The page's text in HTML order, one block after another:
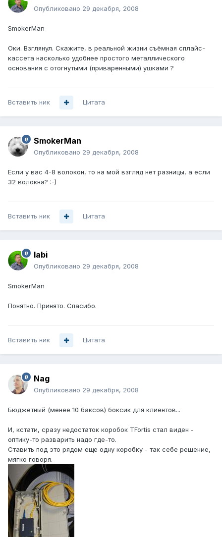
Опубликовано 29 декабря, 2008
SmokerMan
Оки. Взглянул. Скажите, в реальной жизни съёмная сплайс-
кассета насколько удобнее простого металлического
основания с отогнутыми (приваренными) ушками ?
Вставить ник Цитата
SmokerMan
Опубликовано 29 декабря, 2008
Если у вас 4-8 волокон, то на мой взгляд нет разницы, а если
32 волокна? :-)
Вставить ник Цитата
labi
Опубликовано 29 декабря, 2008
SmokerMan
Понятно. Принято. Спасибо.
Вставить ник Цитата
Nag
Опубликовано 29 декабря, 2008
Бюджетный (менее 10 баксов) боксик для клиентов...
И, кстати, сразу недостаток коробок TFortis стал виден -
оптику-то разварить надо где-то.
Ставить под это рядом еще одну коробку - так себе решение,
мягко говоря.